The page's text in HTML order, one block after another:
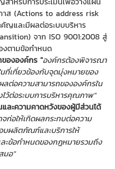
าส (Actions to address risk
ญและมีผลต่อระบบบริหาร
จาก ISO 9001:2008 สู่
งตามข้อกำหนด
ขององค์กร "องค์กรต้องพิจารณา
ที่เกี่ยวข้องกับจุดมุ่งหมายของ
ต่อความสามารถขององค์กรใน
ว้ต่อระบบการบริหารคุณภาพ"
และความคาดหวังของผู้มีส่วนได้
ก่อให้เกิดผลกระทบต่อความ
บผลิตภัณฑ์และบริการให้
ข้อกำหนดของกฎหมายรวมถึง
มอ"